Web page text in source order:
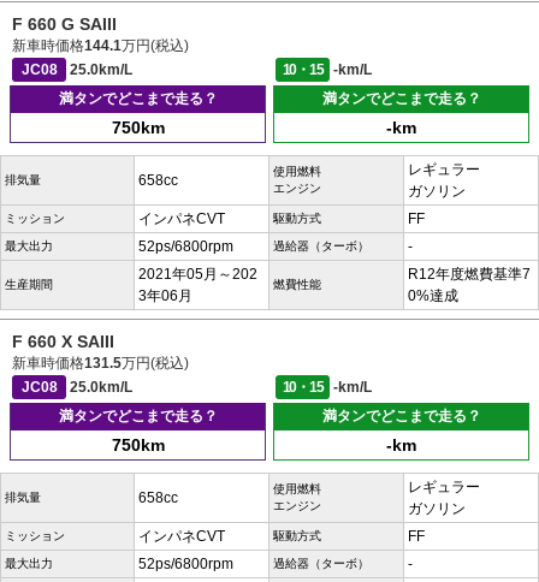
F 660 G SAIII
新車時価格144.1万円(税込)
JC08
25.0km/L 10・15
-km/L
満タンでどこまで走る？
750km
満タンでどこまで走る？
-km
排気量 658cc
使用燃料
エンジン
レギュラー
ガソリン
ミッション インパネCVT 駆動方式 FF
最大出力 52ps/6800rpm 過給器（ターボ） -
生産期間
2021年05月～202
3年06月
燃費性能
R12年度燃費基準7
0%達成
F 660 X SAIII
新車時価格131.5万円(税込)
JC08
25.0km/L 10・15
-km/L
満タンでどこまで走る？
750km
満タンでどこまで走る？
-km
排気量 658cc
使用燃料
エンジン
レギュラー
ガソリン
ミッション インパネCVT 駆動方式 FF
最大出力 52ps/6800rpm 過給器（ターボ） -